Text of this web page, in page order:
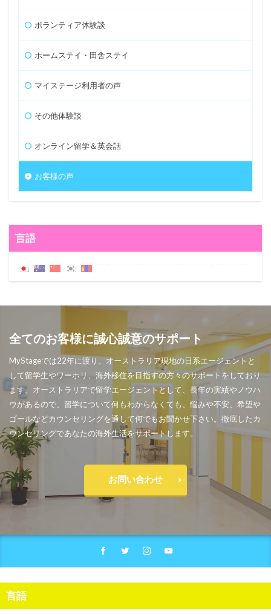
ボランティア体験談
ホームステイ・田舎ステイ
マイステージ利用者の声
その他体験談
オンライン留学＆英会話
お客様の声
言語
全てのお客様に誠心誠意のサポート
MyStageでは22年に渡り、オーストラリア現地の日系エージェントと
して留学生やワーホリ、海外移住を目指すの方々のサポートをしており
ます。オーストラリアで留学エージェントとして、長年の実績やノウハ
ウがあるので、留学について何もわからなくても、悩みや不安、希望や
ゴールなどカウンセリングを通して何でもお聞かせ下さい。徹底したカ
ウンセリングであなたの海外生活をサポートします。
お問い合わせ
言語